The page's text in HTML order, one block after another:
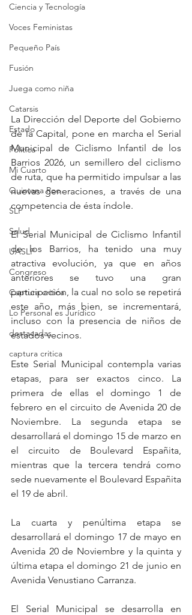
Ciencia y Tecnología
Voces Feministas
Pequeño País
Fusión
Juega como niña
Catarsis
Estado
Política
Mi Cuarto
Quintana Roo
SLP
Salud
UASLP
Congreso
Captura critica
Lo Personal es Jurídico
destacadas
captura critica
La Dirección del Deporte del Gobierno
de la Capital, pone en marcha el Serial
Municipal de Ciclismo Infantil de los
Barrios 2026, un semillero del ciclismo
de ruta, que ha permitido impulsar a las
nuevas generaciones, a través de una
competencia de ésta índole.
El Serial Municipal de Ciclismo Infantil
de los Barrios, ha tenido una muy
atractiva evolución, ya que en años
anteriores se tuvo una gran
participación, la cual no solo se repetirá
este año, más bien, se incrementará,
incluso con la presencia de niños de
estados vecinos.
Este Serial Municipal contempla varias
etapas, para ser exactos cinco. La
primera de ellas el domingo 1 de
febrero en el circuito de Avenida 20 de
Noviembre. La segunda etapa se
desarrollará el domingo 15 de marzo en
el circuito de Boulevard Españita,
mientras que la tercera tendrá como
sede nuevamente el Boulevard Españita
el 19 de abril.
La cuarta y penúltima etapa se
desarrollará el domingo 17 de mayo en
Avenida 20 de Noviembre y la quinta y
última etapa el domingo 21 de junio en
Avenida Venustiano Carranza.
El Serial Municipal se desarrolla en